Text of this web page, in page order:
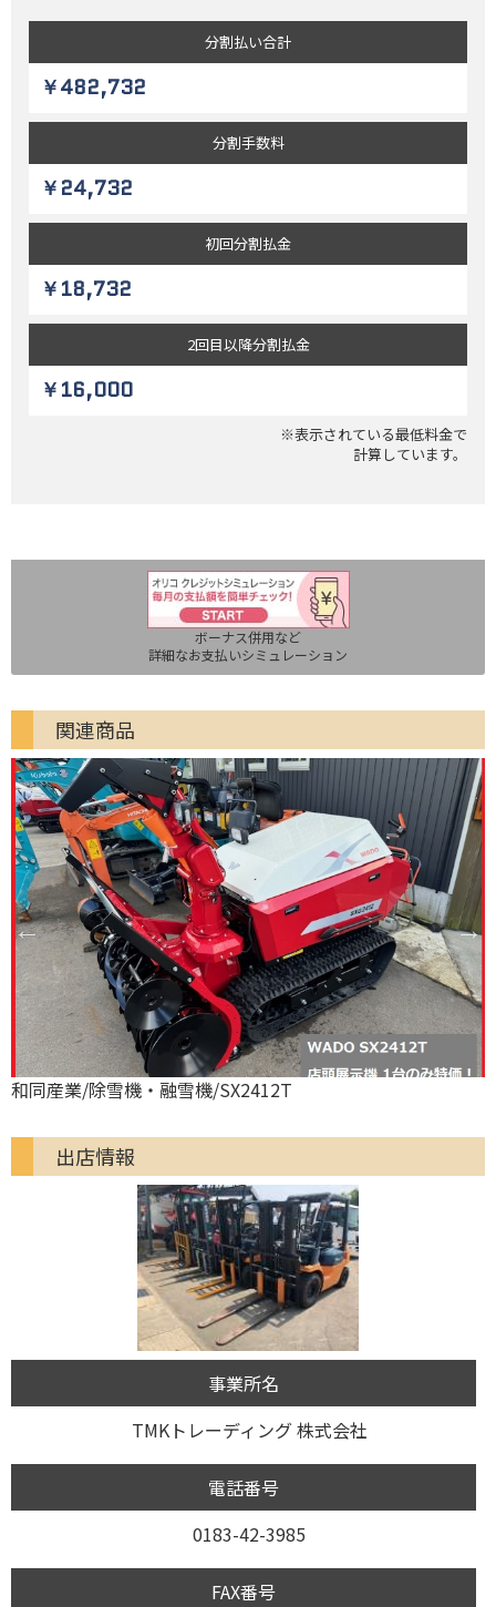
分割払い合計
￥482,732
分割手数料
￥24,732
初回分割払金
￥18,732
2回目以降分割払金
￥16,000
※表示されている最低料金で
計算しています。
ボーナス併用など
詳細なお支払いシミュレーション
関連商品
和同産業/除雪機・融雪機/SX2412T
出店情報
事業所名
TMKトレーディング 株式会社
電話番号
0183-42-3985
FAX番号